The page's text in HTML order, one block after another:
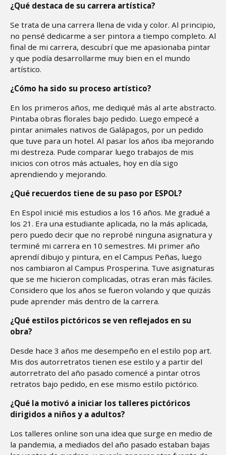
¿Qué destaca de su carrera artística?
Se trata de una carrera llena de vida y color. Al principio,
no pensé dedicarme a ser pintora a tiempo completo. Al
final de mi carrera, descubrí que me apasionaba pintar
y que podía desarrollarme muy bien en el mundo
artístico.
¿Cómo ha sido su proceso artístico?
En los primeros años, me dediqué más al arte abstracto.
Pintaba obras florales bajo pedido. Luego empecé a
pintar animales nativos de Galápagos, por un pedido
que tuve para un hotel. Al pasar los años iba mejorando
mi destreza. Pude comparar luego trabajos de mis
inicios con otros más actuales, hoy en día sigo
aprendiendo y mejorando.
¿Qué recuerdos tiene de su paso por ESPOL?
En Espol inicié mis estudios a los 16 años. Me gradué a
los 21. Era una estudiante aplicada, no la más aplicada,
pero puedo decir que no reprobé ninguna asignatura y
terminé mi carrera en 10 semestres. Mi primer año
aprendí dibujo y pintura, en el Campus Peñas, luego
nos cambiaron al Campus Prosperina. Tuve asignaturas
que se me hicieron complicadas, otras eran más fáciles.
Considero que los años se fueron volando y que quizás
pude aprender más dentro de la carrera.
¿Qué estilos pictóricos se ven reflejados en su
obra?
Desde hace 3 años me desempeño en el estilo pop art.
Mis dos autorretratos tienen ese estilo y a partir del
autorretrato del año pasado comencé a pintar otros
retratos bajo pedido, en ese mismo estilo pictórico.
¿Qué la motivó a iniciar los talleres pictóricos
dirigidos a niños y a adultos?
Los talleres online son una idea que surge en medio de
la pandemia, a mediados del año pasado estaban bajas